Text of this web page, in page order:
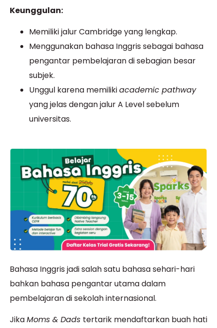
Keunggulan:
Memiliki jalur Cambridge yang lengkap.
Menggunakan bahasa Inggris sebagai bahasa
pengantar pembelajaran di sebagian besar
subjek.
Unggul karena memilikiacademic pathway
yang jelas dengan jalur A Level sebelum
universitas.
Bahasa Inggris jadi salah satu bahasa sehari-hari
bahkan bahasa pengantar utama dalam
pembelajaran di sekolah internasional.
JikaMoms & Dads tertarik mendaftarkan buah hati